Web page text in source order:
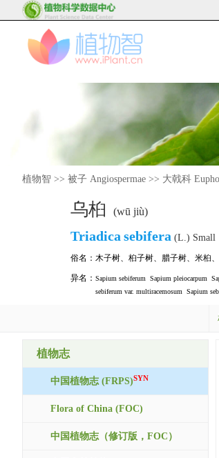
植物智 >> 被子 Angiospermae >> 大戟科
乌桕 (wū jiù)
Triadica sebifera (L.) Small
俗名： 木子树、 桕子树、 腊子树、 米桕、
异名： Sapium sebiferum Sapium pleiocarpum
sebiferum var. multiracemosum
Sapium
植物志
中国植物志 (FRPS)SYN
Flora of China (FOC)
中国植物志（修订版，FOC）